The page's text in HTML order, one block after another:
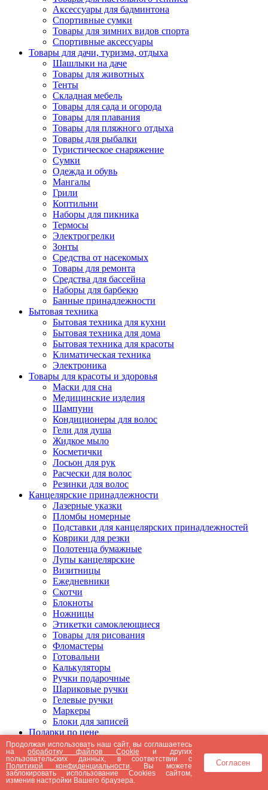
Аксессуары для бадминтона
Спортивные сумки
Товары для зимних видов спорта
Спортивные аксессуары
Товары для дачи, туризма, отдыха
Шашлыки на даче
Товары для животных
Тенты
Складная мебель
Товары для сада и огорода
Товары для плавания
Товары для пляжного отдыха
Товары для рыбалки
Туристическое снаряжение
Сумки
Одежда и обувь
Мангалы
Грили
Коптильни
Наборы для пикника
Термосы
Электрогрелки
Зонты
Средства от насекомых
Товары для ремонта
Средства для бассейна
Наборы для барбекю
Банные принадлежности
Бытовая техника
Бытовая техника для кухни
Бытовая техника для дома
Бытовая техника для красоты
Климатическая техника
Электроника
Товары для красоты и здоровья
Маски для сна
Медицинские изделия
Шампуни
Кондиционеры для волос
Гели для душа
Жидкое мыло
Косметички
Лосьон для рук
Расчески для волос
Резинки для волос
Канцелярские принадлежности
Лазерные указки
Пломбы номерные
Подставки для канцелярских принадлежностей
Коврики для резки
Полотенца бумажные
Лупы канцелярские
Визитницы
Ежедневники
Скотчи
Блокноты
Ножницы
Этикетки самоклеющиеся
Товары для рисования
Фломастеры
Готовальни
Калькуляторы
Ручки подарочные
Шариковые ручки
Гелевые ручки
Маркеры
Блоки для записей
Подарки по цене
Подарки от 5000 рублей
Подарки до 5000 рублей
Подарки до 3000 рублей
Подарки до 2000 рублей
Подарки до 1000 рублей
Продолжая использовать наш сайт, вы соглашаетесь
наобработку файлов Cookie и других
пользовательских данных, в соответствии с
Политикой конфиденциальности . Вы можете
заблокировать использование Cookies сайтом,
изменив настройки Вашего браузера.
Согласен